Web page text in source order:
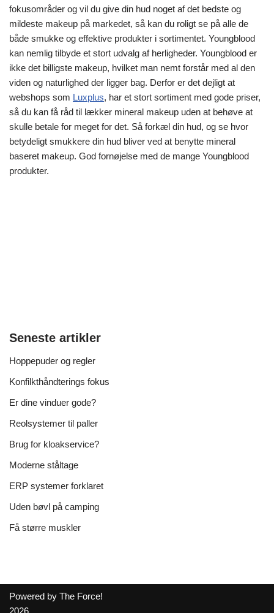
fokusområder og vil du give din hud noget af det bedste og
mildeste makeup på markedet, så kan du roligt se på alle de
både smukke og effektive produkter i sortimentet. Youngblood
kan nemlig tilbyde et stort udvalg af herligheder. Youngblood er
ikke det billigste makeup, hvilket man nemt forstår med al den
viden og naturlighed der ligger bag. Derfor er det dejligt at
webshops som Luxplus, har et stort sortiment med gode priser,
så du kan få råd til lækker mineral makeup uden at behøve at
skulle betale for meget for det. Så forkæl din hud, og se hvor
betydeligt smukkere din hud bliver ved at benytte mineral
baseret makeup. God fornøjelse med de mange Youngblood
produkter.
Seneste artikler
Hoppepuder og regler
Konfilkthåndterings fokus
Er dine vinduer gode?
Reolsystemer til paller
Brug for kloakservice?
Moderne ståltage
ERP systemer forklaret
Uden bøvl på camping
Få større muskler
Powered by The Force!
2026